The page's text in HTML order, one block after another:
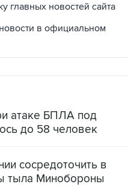
главных новостей сайта
в официальном
атаке БПЛА под
до 58 человек
сосредоточить в
тыла Минобороны